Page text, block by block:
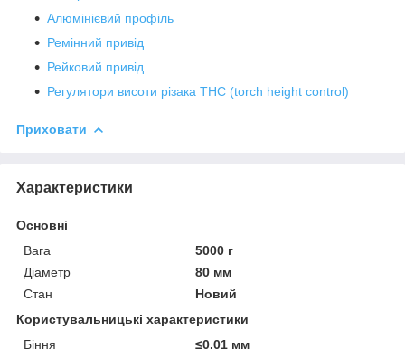
Алюмінієвий профіль
Ремінний привід
Рейковий привід
Регулятори висоти різака THC (torch height control)
Приховати
Характеристики
Основні
Вага
5000 г
Діаметр
80 мм
Стан
Новий
Користувальницькі характеристики
Біння
≤0.01 мм